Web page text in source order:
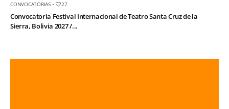
CONVOCATORIAS• 27
Convocatoria Festival Internacional de Teatro Santa Cruz de la
Sierra, Bolivia 2027 /...